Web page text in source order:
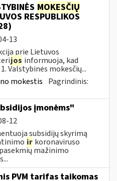
MOKESČIŲ
RESPUBLIKOS
13
prie Lietuvos
jos informuoja, kad
Valstybinės mokesčių...
mokestis Pagrindinis:
įmonėms"
12
subsidijų skyrimą
ir koronaviruso
mažinimo
PVM tarifas taikomas